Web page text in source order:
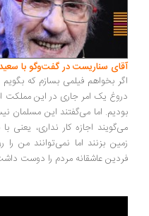
آقای سناریست در گفت‌وگو با
اگر بخواهم فیلمی بسازم که
دروغ یک امر جاری در این مملکت
بودیم. اما می‌گفتند این مسلمان
می‌گویند اجازه کار نداری، یعنی
زمین بزنند اما نمی‌توانند من
فردین عاشقانه مردم را دوست